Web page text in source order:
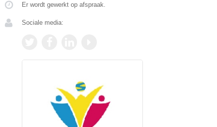
Er wordt gewerkt op afspraak.
Sociale media: